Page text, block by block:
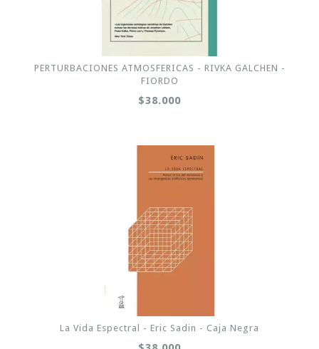
PERTURBACIONES ATMOSFERICAS - RIVKA GALCHEN -
FIORDO
$38.000
La Vida Espectral - Eric Sadin - Caja Negra